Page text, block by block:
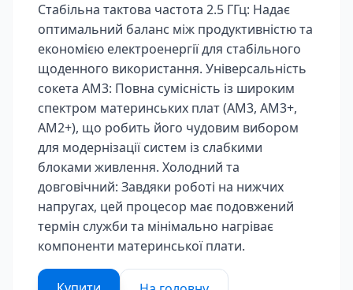
Стабільна тактова частота 2.5 ГГц: Надає
оптимальний баланс між продуктивністю та
економією електроенергії для стабільного
щоденного використання. Універсальність
сокета AM3: Повна сумісність із широким
спектром материнських плат (AM3, AM3+,
AM2+), що робить його чудовим вибором
для модернізації систем із слабкими
блоками живлення. Холодний та
довговічний: Завдяки роботі на нижчих
напругах, цей процесор має подовжений
термін служби та мінімально нагріває
компоненти материнської плати.